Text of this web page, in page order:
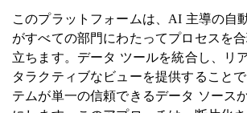
このプラットフォームは、AI 主導の自
がすべての部門にわたってプロセスを
立ちます。データ ツールを統合し、リ
タラクティブなビューを提供すること
テムが単一の信頼できるデータ ソース